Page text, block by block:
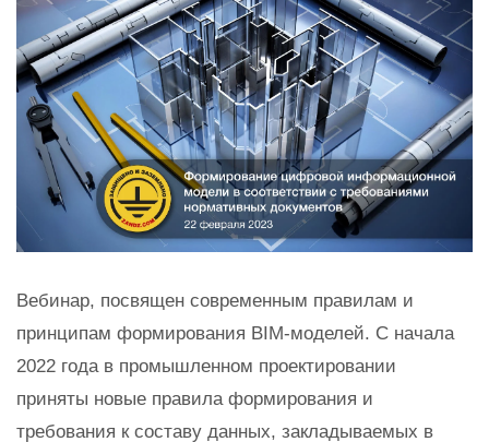
Вебинар, посвящен современным правилам и
принципам формирования BIM-моделей. С начала
2022 года в промышленном проектировании
приняты новые правила формирования и
требования к составу данных, закладываемых в